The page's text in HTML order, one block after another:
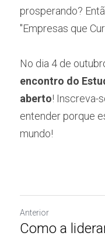
prosperando?
"Empresas que
No dia 4 de
encontro do
aberto! Inscreva-
entender porque
mundo!
Anterior
Como a